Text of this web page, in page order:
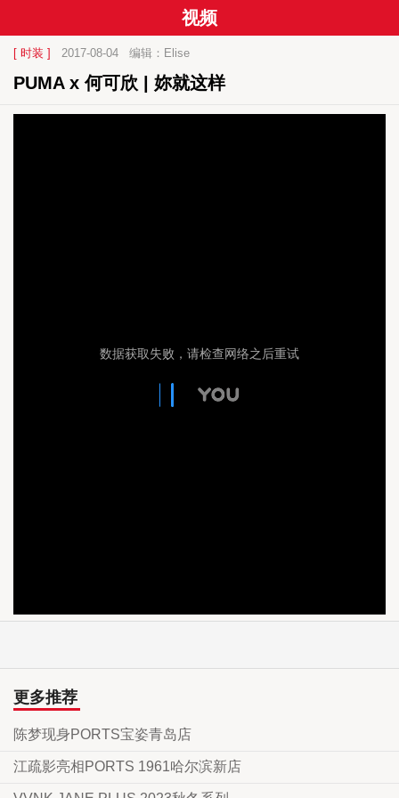
视频
[ 时装 ] 2017-08-04 编辑：Elise
PUMA x 何可欣 | 妳就这样
更多推荐
陈梦现身PORTS宝姿青岛店
江疏影亮相PORTS 1961哈尔滨新店